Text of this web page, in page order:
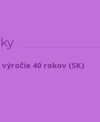
40 rokov (SK)